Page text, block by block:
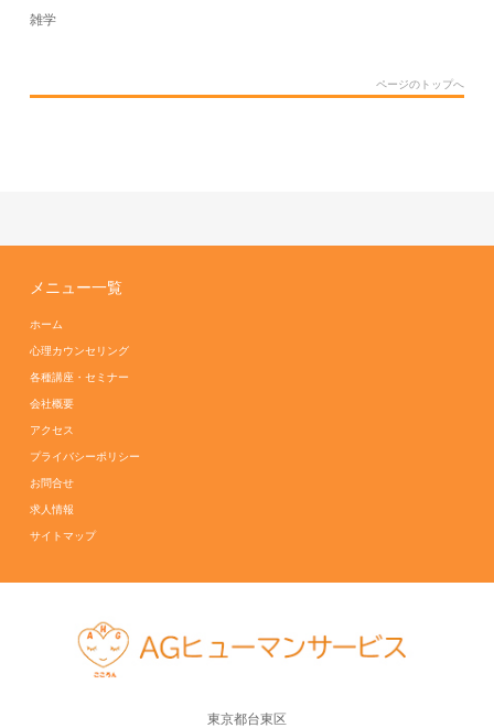
雑学
ページのトップへ
メニュー一覧
ホーム
心理カウンセリング
各種講座・セミナー
会社概要
アクセス
プライバシーポリシー
お問合せ
求人情報
サイトマップ
東京都台東区